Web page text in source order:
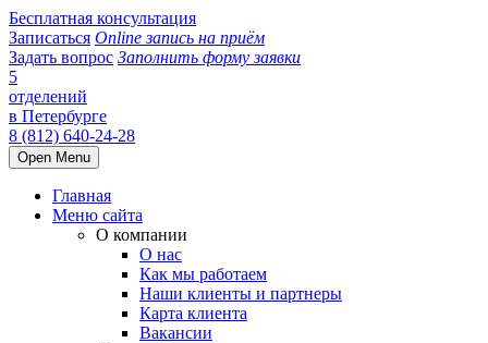
Бесплатная консультация
Записаться Online запись на приём
Задать вопрос Заполнить форму заявки
5
отделений
в Петербурге
8 (812) 640-24-28
Open Menu
Главная
Меню сайта
О компании
О нас
Как мы работаем
Наши клиенты и партнеры
Карта клиента
Вакансии